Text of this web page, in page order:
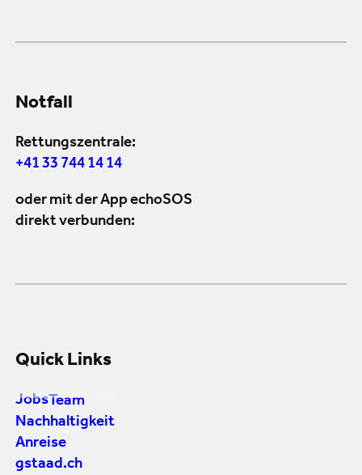
Notfall
Rettungszentrale:
+41 33 744 14 14
oder mit der App echoSOS
direkt verbunden:
Quick Links
Jobs Team
Nachhaltigkeit
Anreise
gstaad.ch